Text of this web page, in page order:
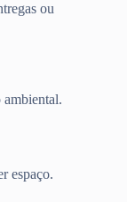
ou
ambiental.
espaço.